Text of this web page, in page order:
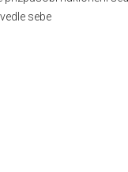
sebe